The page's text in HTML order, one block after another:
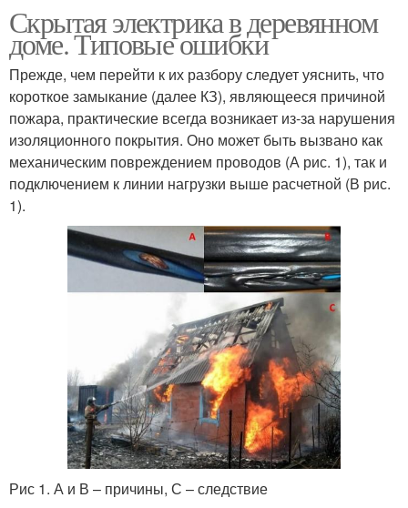
Скрытая электрика в деревянном
доме. Типовые ошибки
Прежде, чем перейти к их разбору следует уяснить, что
короткое замыкание (далее КЗ), являющееся причиной
пожара, практические всегда возникает из-за нарушения
изоляционного покрытия. Оно может быть вызвано как
механическим повреждением проводов (А рис. 1), так и
подключением к линии нагрузки выше расчетной (В рис.
1).
Рис 1. А и В – причины, С – следствие